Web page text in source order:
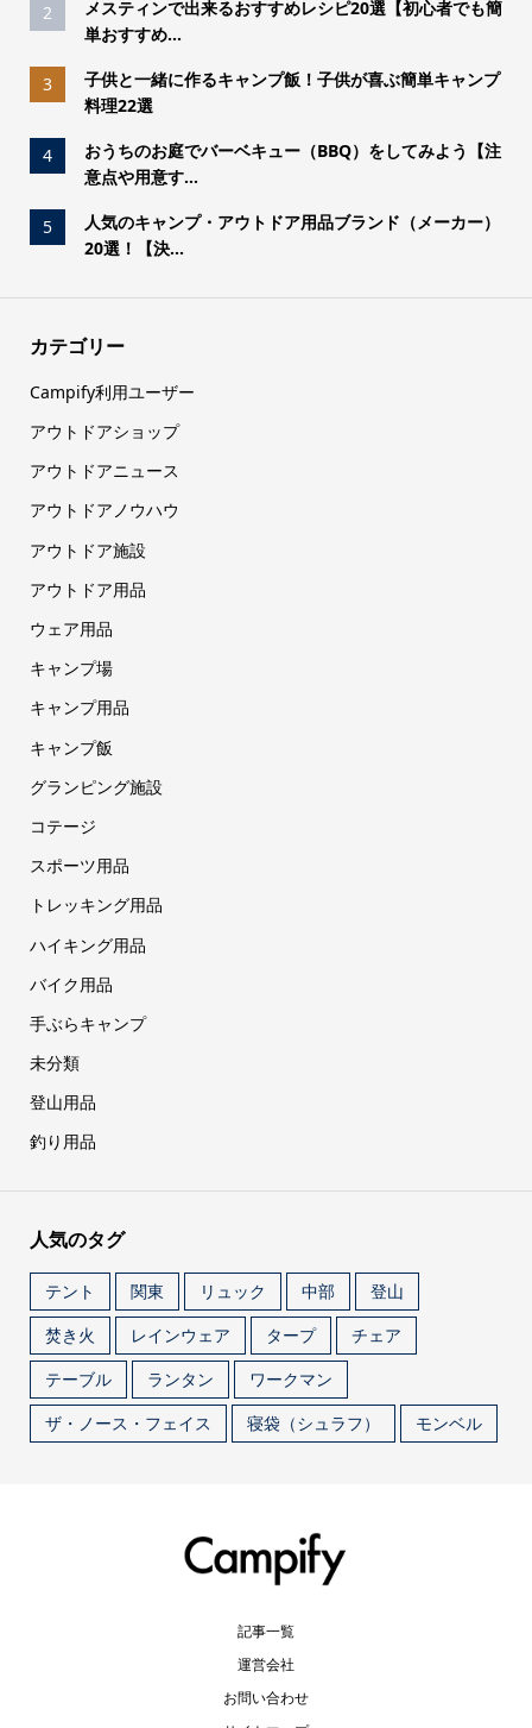
2
メスティンで出来るおすすめレシピ20選【初心者でも簡
単おすすめ...
3
子供と一緒に作るキャンプ飯！子供が喜ぶ簡単キャンプ
料理22選
4
おうちのお庭でバーベキュー（BBQ）をしてみよう【注
意点や用意す...
5
人気のキャンプ・アウトドア用品ブランド（メーカー）
20選！【決...
カテゴリー
Campify利用ユーザー
アウトドアショップ
アウトドアニュース
アウトドアノウハウ
アウトドア施設
アウトドア用品
ウェア用品
キャンプ場
キャンプ用品
キャンプ飯
グランピング施設
コテージ
スポーツ用品
トレッキング用品
ハイキング用品
バイク用品
手ぶらキャンプ
未分類
登山用品
釣り用品
人気のタグ
テント 関東 リュック 中部
登山
焚き火
レインウェア タープ
チェア
テーブル
ランタン
ワークマン
ザ・ノース・フェイス
寝袋（シュラフ） モンベル
記事一覧
運営会社
お問い合わせ